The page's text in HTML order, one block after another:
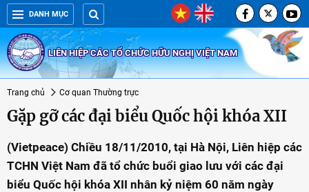
DANH MỤC
LIÊN HIỆP CÁC TỔ CHỨC HỮU NGHỊ VIỆT NAM
Trang chủ Cơ quan Thường trực
Gặp gỡ các đại biểu Quốc hội khóa XII
(Vietpeace) Chiều 18/11/2010, tại Hà Nội, Liên hiệp các
TCHN Việt Nam đã tổ chức buổi giao lưu với các đại
biểu Quốc hội khóa XII nhân kỷ niệm 60 năm ngày